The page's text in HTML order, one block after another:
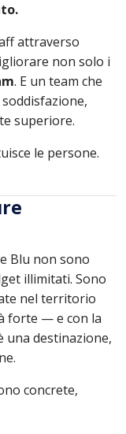
attraverso
non solo i
. E un team che
superiore.
le persone.
Blu non sono
illimitati. Sono
nel territorio
forte — e con la
una destinazione,
concrete,